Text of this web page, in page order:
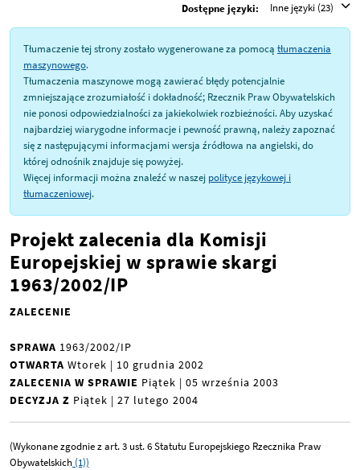
Dostępne języki: Inne języki (23)
Tłumaczenie tej strony zostało wygenerowane za pomocą tłumaczenia
maszynowego.
Tłumaczenia maszynowe mogą zawierać błędy potencjalnie
zmniejszające zrozumiałość i dokładność; Rzecznik Praw Obywatelskich
nie ponosi odpowiedzialności za jakiekolwiek rozbieżności. Aby uzyskać
najbardziej wiarygodne informacje i pewność prawną, należy zapoznać
się z następującymi informacjami wersja źródłowa na angielski, do
której odnośnik znajduje się powyżej.
Więcej informacji można znaleźć w naszej polityce językowej i
tłumaczeniowej.
Projekt zalecenia dla Komisji
Europejskiej w sprawie skargi
1963/2002/IP
ZALECENIE
SPRAWA 1963/2002/IP
OTWARTA Wtorek | 10 grudnia 2002
ZALECENIA W SPRAWIE Piątek | 05 września 2003
DECYZJA Z Piątek | 27 lutego 2004
(Wykonane zgodnie z art. 3 ust. 6 Statutu Europejskiego Rzecznika Praw
Obywatelskich (1))